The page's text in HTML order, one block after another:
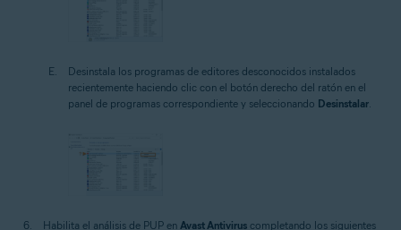
Desinstala los programas de editores desconocidos instalados
recientemente haciendo clic con el botón derecho del ratón en el
panel de programas correspondiente y seleccionando Desinstalar
Habilita el análisis de PUP en Avast Antivirus completando los siguientes